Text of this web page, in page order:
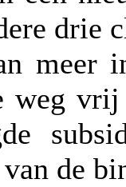
drie
meer
weg
de